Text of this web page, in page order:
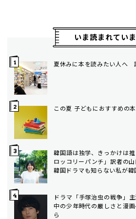
いま読まれてい
夏休みに本を読みたい人へ
この夏 子どもにおすすめの本
韓国語は独学、きっかけは
ロッコリーパンチ」訳者の
韓国ドラマも知らない私が
ドラマ「手塚治虫の戦争」
中の少年時代の厳しさと漫
ら